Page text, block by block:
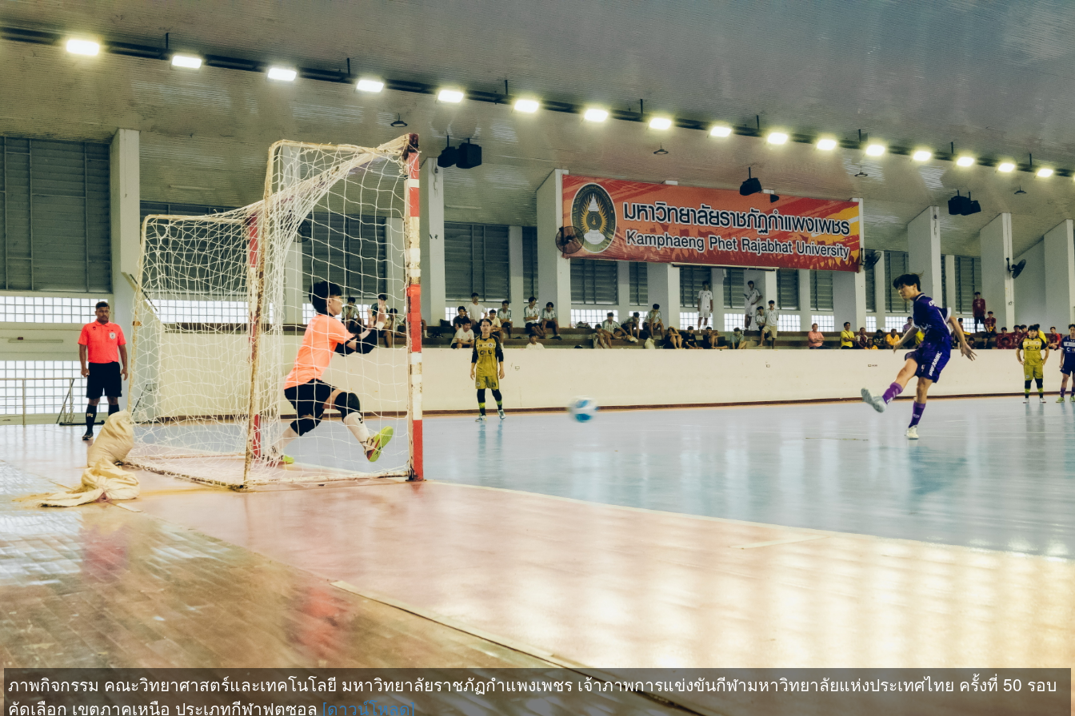
ภาพกิจกรรม คณะวิทยาศาสตร์และเทคโนโลยี มหาวิทยาลัยราชภัฏกำแพงเพชร เจ้าภาพการแข่งขันกีฬามหาวิทยาลัยแห่งประเทศไทย ครั้งที่ 50 รอบ
คัดเลือก เขตภาคเหนือ ประเภทกีฬาฟุตซอล [ดาวน์โหลด]